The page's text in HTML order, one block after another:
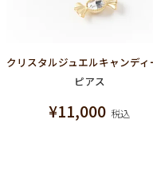
ピアス
¥11,000 税込